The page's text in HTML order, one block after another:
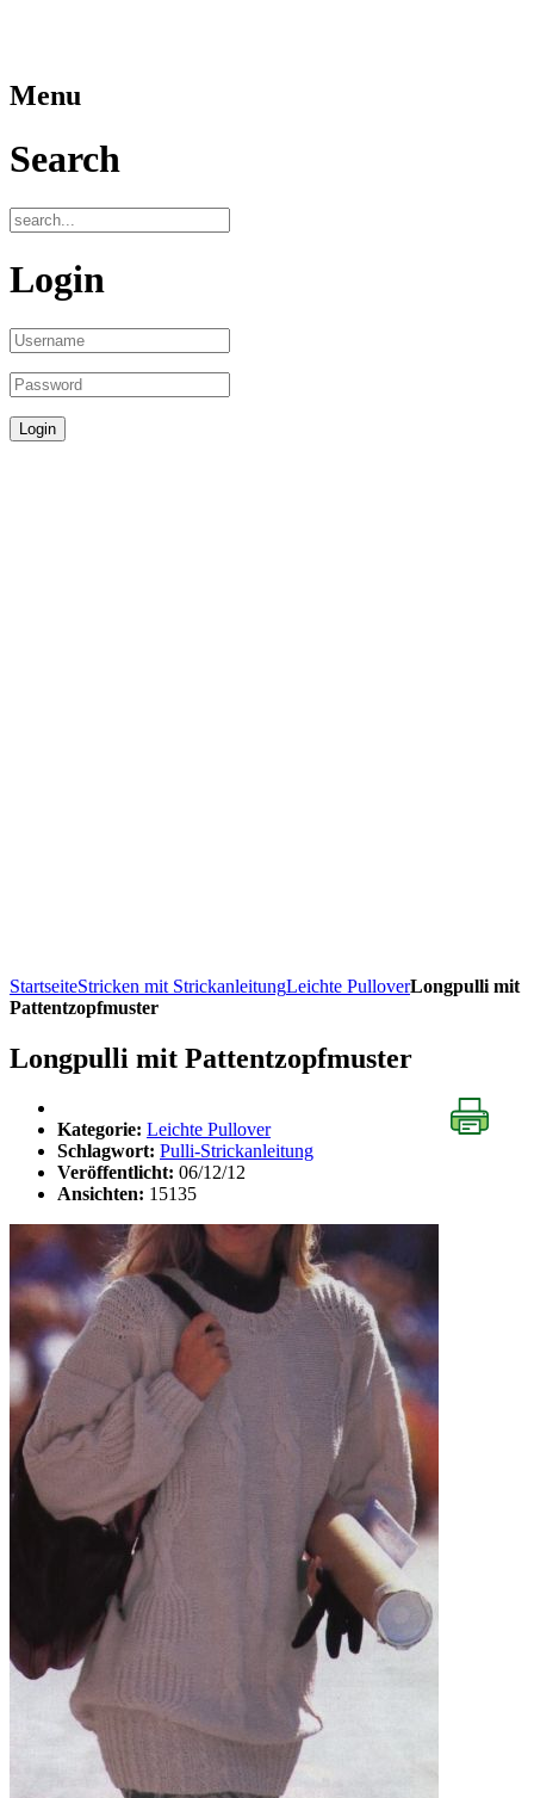
Menu
Search
Login
StartseiteStricken mit StrickanleitungLeichte PulloverLongpulli mit
Pattentzopfmuster
Longpulli mit Pattentzopfmuster
Kategorie: Leichte Pullover
Schlagwort: Pulli-Strickanleitung
Veröffentlicht: 06/12/12
Ansichten: 15135